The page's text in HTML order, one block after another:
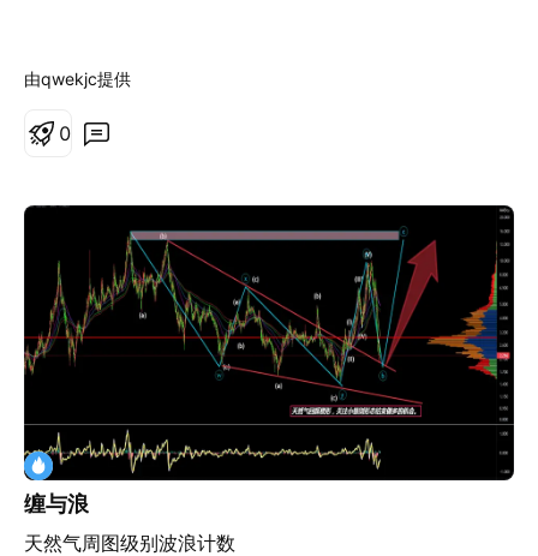
由qwekjc提供
0
缠与浪
天然气周图级别波浪计数